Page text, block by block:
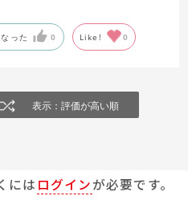
った 0 Like! 0
表示：評価が高い順
には ログインが必要です。